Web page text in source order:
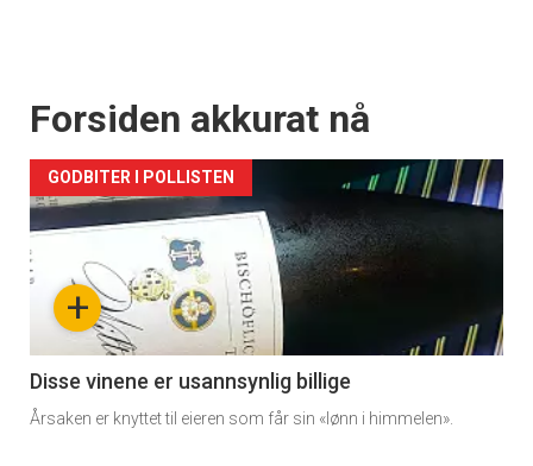
Forsiden akkurat nå
+
GODBITER I POLLISTEN
Disse vinene er usannsynlig billige
Årsaken er knyttet til eieren som får sin «lønn i himmelen».